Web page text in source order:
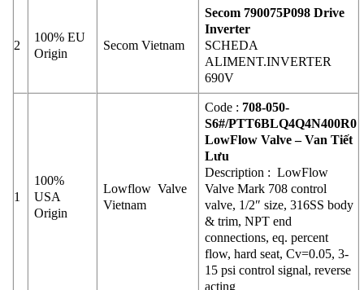
2
100% EU
Origin
Secom Vietnam
Secom 790075P098 Drive
Inverter
SCHEDA
ALIMENT.INVERTER
690V
1
100%
USA
Origin
Lowflow Valve
Vietnam
Code : 708-050-
S6#/PTT6BLQ4Q4N400R0
LowFlow Valve – Van Tiết
Lưu
Description : LowFlow
Valve Mark 708 control
valve, 1/2″ size, 316SS body
& trim, NPT end
connections, eq. percent
flow, hard seat, Cv=0.05, 3-
15 psi control signal, reverse
acting